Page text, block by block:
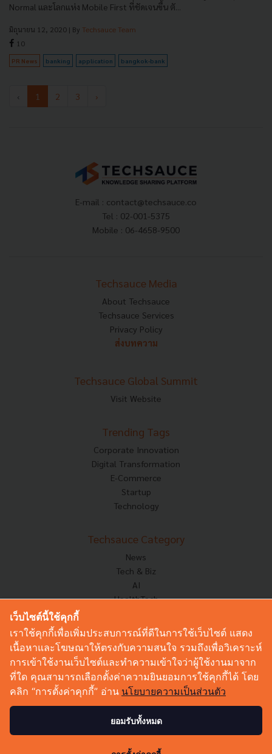
Normal และโลกแห่ง Mobile First ที่ชัดเจนขึ้น ตั...
มิถุนายน 12, 2020 | By Techsauce Team
10
PR News banking application bangkok-bank
‹ 1 2 3 ›
E-mail : contact@techsauce.co
Tel : 02-001-5375
Mobile : 06-4658-9500
Techsauce Media
About Techsauce
Techsauce Services
Privacy Policy
ส่งบทความ
Techsauce Global Summit
Visit Website
Trending Tags
Corporate Innovation
Digital Transformation
E-Commerce
Startup
Technology
Techsauce Category
News
Tech & Biz
AI
HealthTech
Corp Innov
Saucy Thoughts
Based On
Sustainable
Videos
Podcast
เว็บไซต์นี้ใช้คุกกี้
เราใช้คุกกี้เพื่อเพิ่มประสบการณ์ที่ดีในการใช้เว็บไซต์ แสดง
เนื้อหาและโฆษณาให้ตรงกับความสนใจ รวมถึงเพื่อวิเคราะห์
การเข้าใช้งานเว็บไซต์และทำความเข้าใจว่าผู้ใช้งานมาจาก
ที่ใด คุณสามารถเลือกตั้งค่าความยินยอมการใช้คุกกี้ได้ โดย
คลิก “การตั้งค่าคุกกี้” อ่าน นโยบายความเป็นส่วนตัว
ยอมรับทั้งหมด